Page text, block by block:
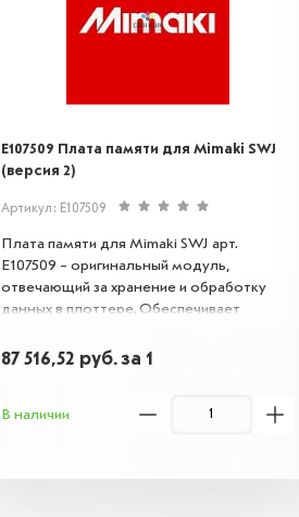
E107509 Плата памяти для Mimaki SWJ
(версия 2)
Артикул: E107509
Плата памяти для Mimaki SWJ арт.
E107509 – оригинальный модуль,
отвечающий за хранение и обработку
данных в плоттере. Обеспечивает
предотвращает сбои и корректно
только для указанных моделей.
87 516,52 руб.за 1
В наличии